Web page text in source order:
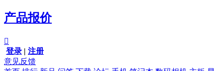
产品报价

登录 | 注册
意见反馈